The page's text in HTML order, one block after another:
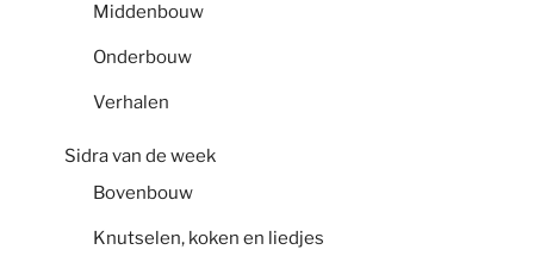
Middenbouw
Onderbouw
Verhalen
Sidra van de week
Bovenbouw
Knutselen, koken en liedjes